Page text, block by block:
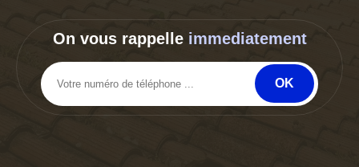
On vous rappelle immediatement